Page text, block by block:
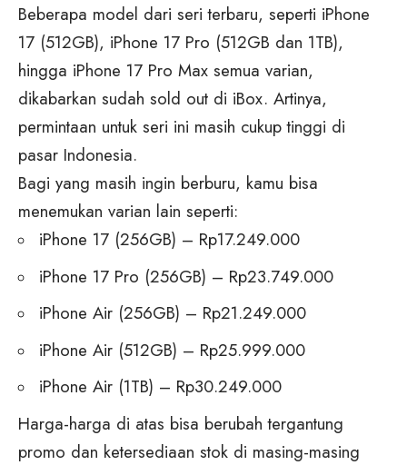
Beberapa model dari seri terbaru, seperti iPhone
17 (512GB), iPhone 17 Pro (512GB dan 1TB),
hingga iPhone 17 Pro Max semua varian,
dikabarkan sudah sold out di iBox. Artinya,
permintaan untuk seri ini masih cukup tinggi di
pasar Indonesia.
Bagi yang masih ingin berburu, kamu bisa
menemukan varian lain seperti:
iPhone 17 (256GB) – Rp17.249.000
iPhone 17 Pro (256GB) – Rp23.749.000
iPhone Air (256GB) – Rp21.249.000
iPhone Air (512GB) – Rp25.999.000
iPhone Air (1TB) – Rp30.249.000
Harga-harga di atas bisa berubah tergantung
promo dan ketersediaan stok di masing-masing